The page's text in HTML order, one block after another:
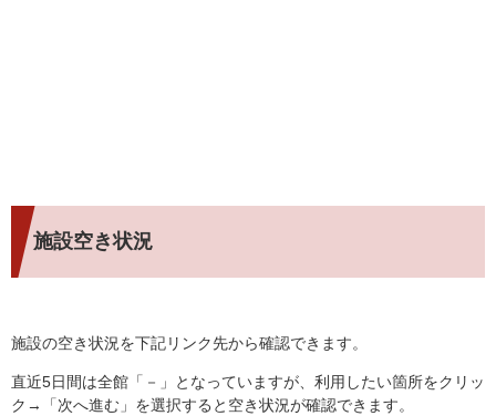
施設空き状況
施設の空き状況を下記リンク先から確認できます。
直近5日間は全館「－」となっていますが、利用したい箇所をクリッ
ク→「次へ進む」を選択すると空き状況が確認できます。